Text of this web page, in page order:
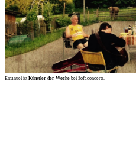
Emanuel ist Künstler der Woche bei Sofaconcerts.